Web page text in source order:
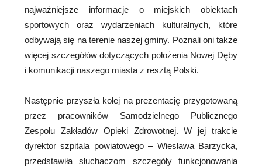
najważniejsze informacje o miejskich obiektach
sportowych oraz wydarzeniach kulturalnych, które
odbywają się na terenie naszej gminy. Poznali oni także
więcej szczegółów dotyczących położenia Nowej Dęby
i komunikacji naszego miasta z resztą Polski.
Następnie przyszła kolej na prezentację przygotowaną
przez pracowników Samodzielnego Publicznego
Zespołu Zakładów Opieki Zdrowotnej. W jej trakcie
dyrektor szpitala powiatowego – Wiesława Barzycka,
przedstawiła słuchaczom szczegóły funkcjonowania